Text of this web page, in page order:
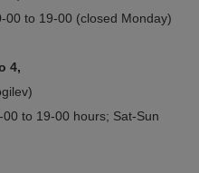
00 to 19-00 (closed Monday)
4,
to 19-00 hours; Sat-Sun